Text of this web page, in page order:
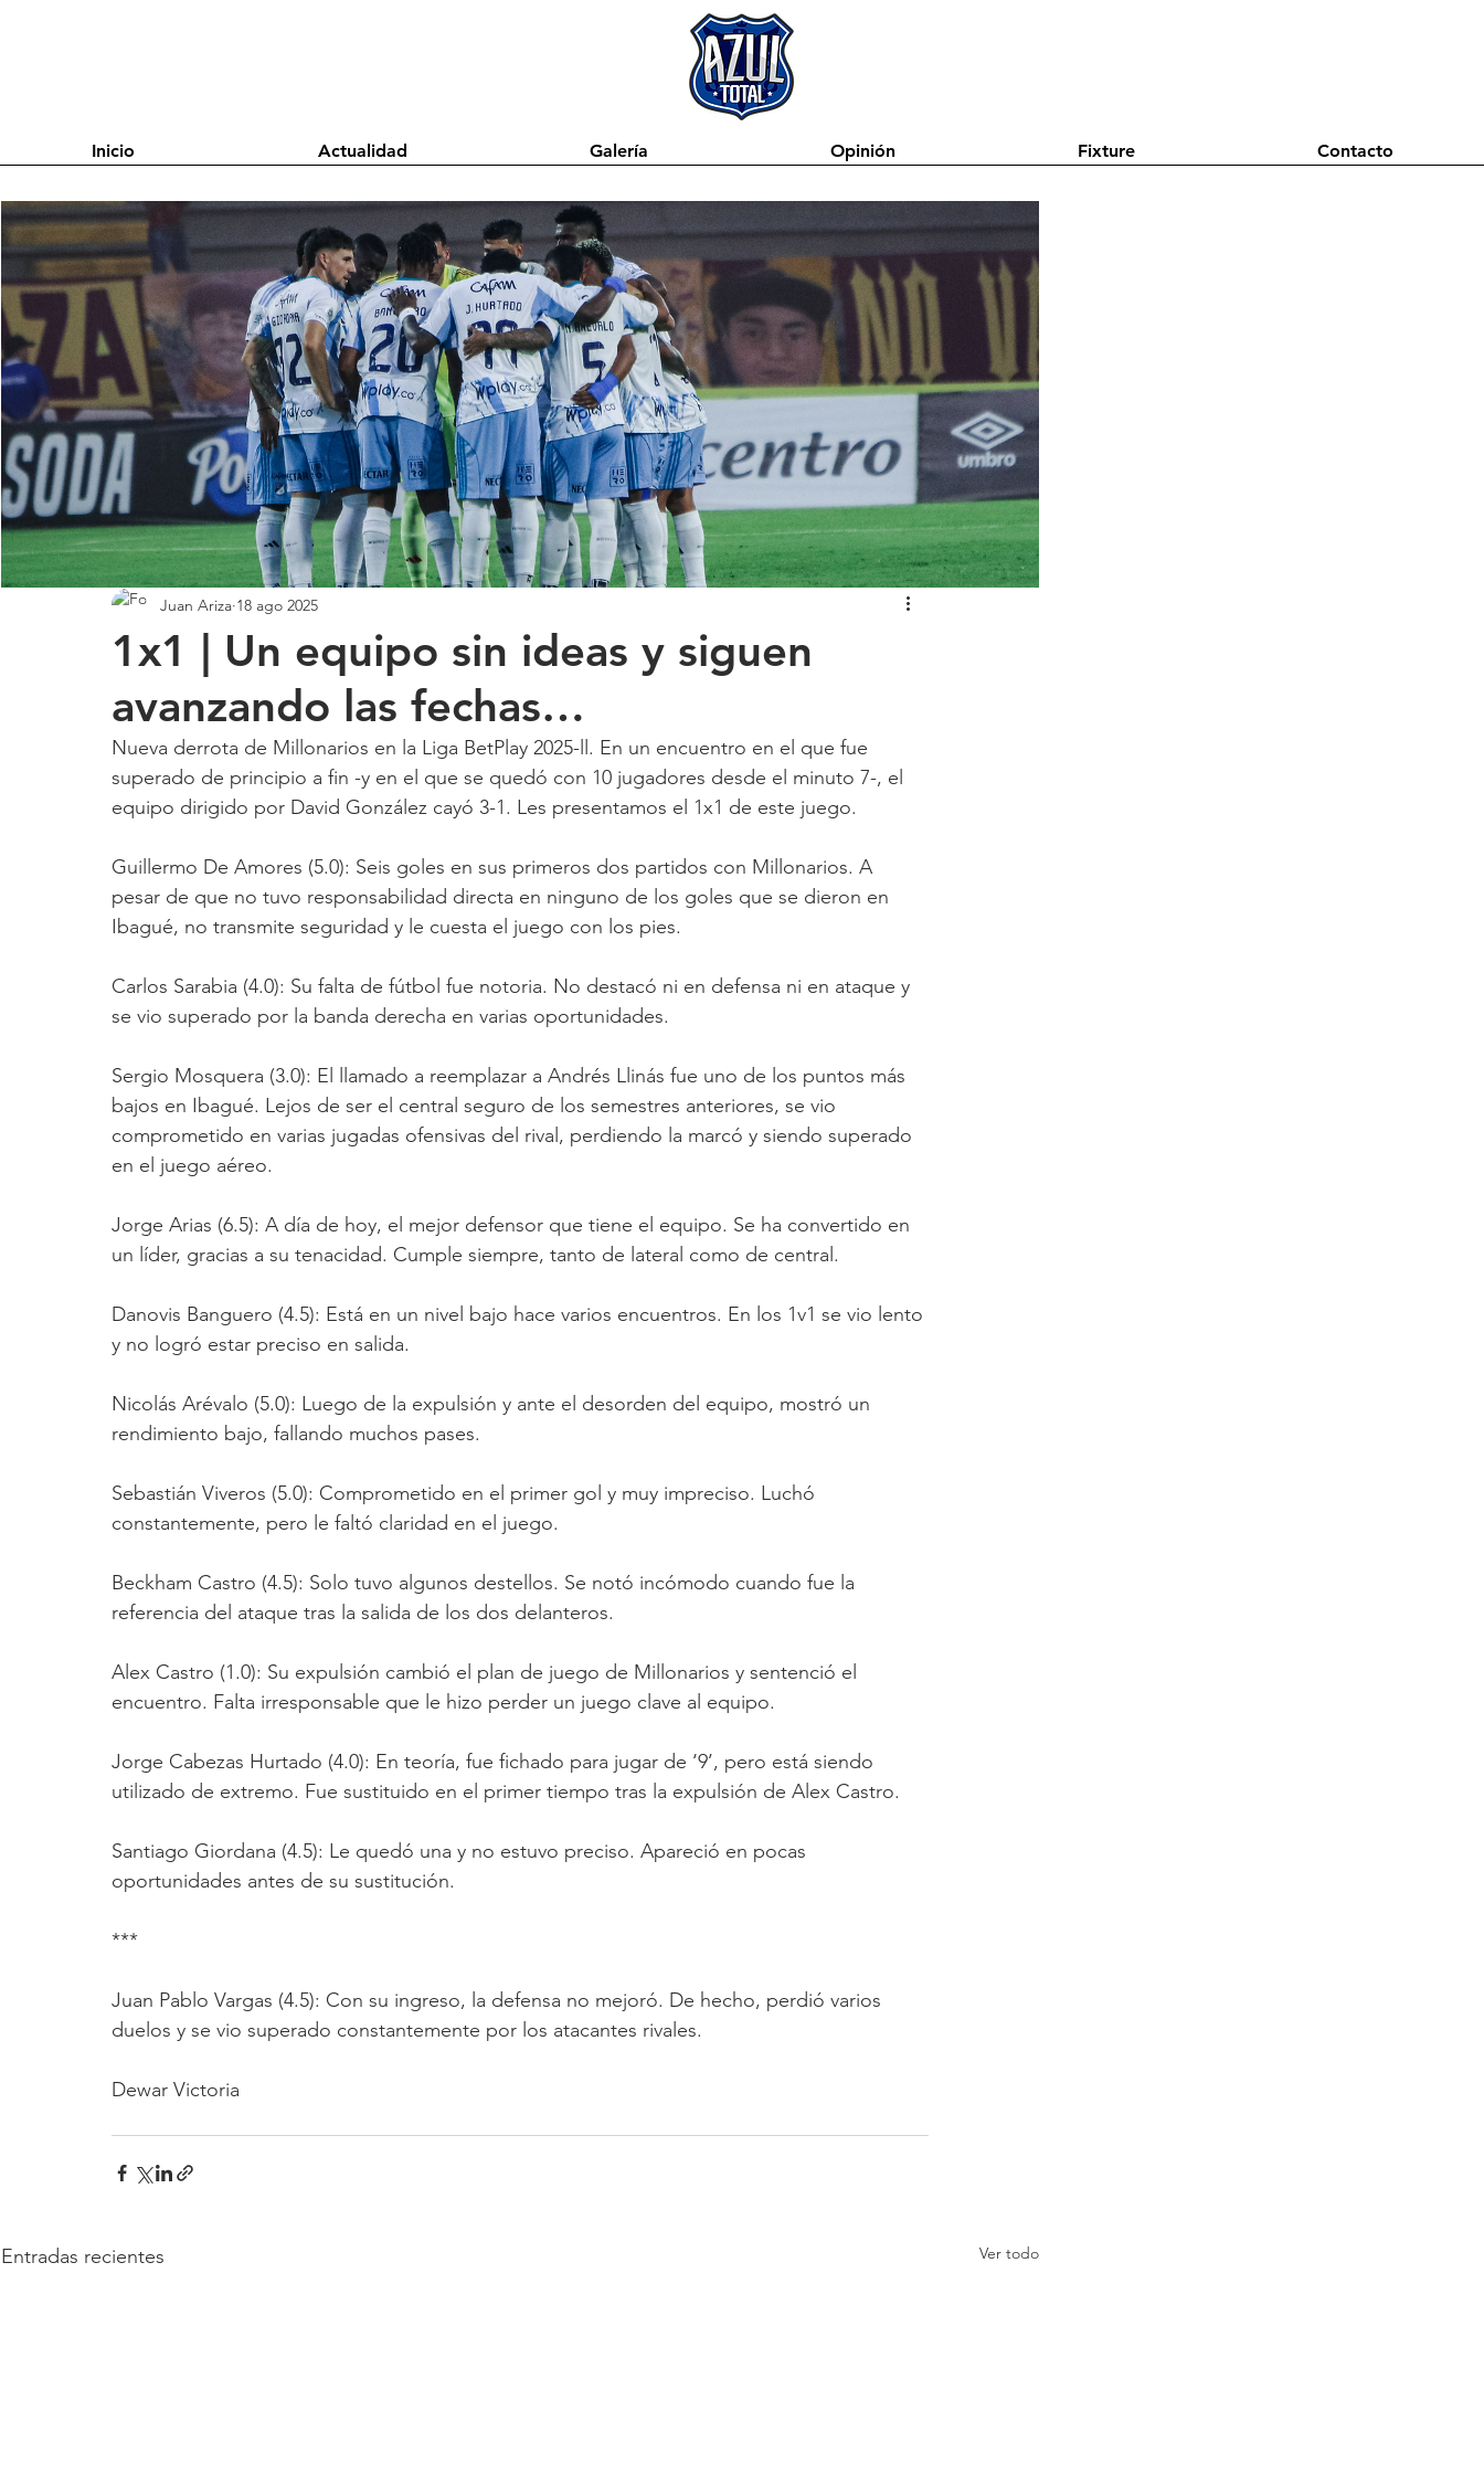
Inicio Actualidad Galería Opinión Fixture Contacto
1x1 | Un equipo sin ideas y siguen
avanzando las fechas…
Juan Ariza 18 ago 2025
Nueva derrota de Millonarios en la Liga BetPlay 2025-ll. En un encuentro en el que fue
superado de principio a fin -y en el que se quedó con 10 jugadores desde el minuto 7-, el
equipo dirigido por David González cayó 3-1. Les presentamos el 1x1 de este juego.
Guillermo De Amores (5.0): Seis goles en sus primeros dos partidos con Millonarios. A
pesar de que no tuvo responsabilidad directa en ninguno de los goles que se dieron en
Ibagué, no transmite seguridad y le cuesta el juego con los pies.
Carlos Sarabia (4.0): Su falta de fútbol fue notoria. No destacó ni en defensa ni en ataque y
se vio superado por la banda derecha en varias oportunidades.
Sergio Mosquera (3.0): El llamado a reemplazar a Andrés Llinás fue uno de los puntos más
bajos en Ibagué. Lejos de ser el central seguro de los semestres anteriores, se vio
comprometido en varias jugadas ofensivas del rival, perdiendo la marcó y siendo superado
en el juego aéreo.
Jorge Arias (6.5): A día de hoy, el mejor defensor que tiene el equipo. Se ha convertido en
un líder, gracias a su tenacidad. Cumple siempre, tanto de lateral como de central.
Danovis Banguero (4.5): Está en un nivel bajo hace varios encuentros. En los 1v1 se vio lento
y no logró estar preciso en salida.
Nicolás Arévalo (5.0): Luego de la expulsión y ante el desorden del equipo, mostró un
rendimiento bajo, fallando muchos pases.
Sebastián Viveros (5.0): Comprometido en el primer gol y muy impreciso. Luchó
constantemente, pero le faltó claridad en el juego.
Beckham Castro (4.5): Solo tuvo algunos destellos. Se notó incómodo cuando fue la
referencia del ataque tras la salida de los dos delanteros.
Alex Castro (1.0): Su expulsión cambió el plan de juego de Millonarios y sentenció el
encuentro. Falta irresponsable que le hizo perder un juego clave al equipo.
Jorge Cabezas Hurtado (4.0): En teoría, fue fichado para jugar de ‘9’, pero está siendo
utilizado de extremo. Fue sustituido en el primer tiempo tras la expulsión de Alex Castro.
Santiago Giordana (4.5): Le quedó una y no estuvo preciso. Apareció en pocas
oportunidades antes de su sustitución.
***
Juan Pablo Vargas (4.5): Con su ingreso, la defensa no mejoró. De hecho, perdió varios
duelos y se vio superado constantemente por los atacantes rivales.
Dewar Victoria
Entradas recientes Ver todo